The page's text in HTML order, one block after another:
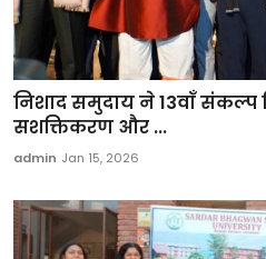
निशाद समुदाय ने 13वाँ संकल्प
सशक्तिकरण और ...
admin Jan 15, 2026